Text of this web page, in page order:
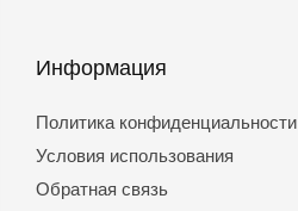
Информация
Политика конфиденциальности
Условия использования
Обратная связь